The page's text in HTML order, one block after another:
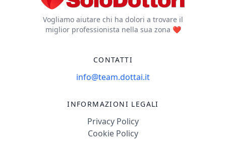
Vogliamo aiutare chi ha dolori a trovare il
miglior professionista nella sua zona ❤️
CONTATTI
info@team.dottai.it
INFORMAZIONI LEGALI
Privacy Policy
Cookie Policy